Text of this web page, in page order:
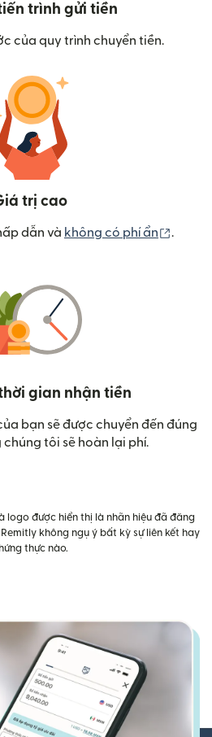
trình gửi tiền
của quy trình chuyển tiền.
trị cao
dẫn và không có phí ẩn .
gian nhận tiền
bạn sẽ được chuyển đến đúng
chúng tôi sẽ hoàn lại phí.
logo được hiển thị là nhãn hiệu đã đăng
không ngụ ý bất kỳ sự liên kết hay
thực nào.